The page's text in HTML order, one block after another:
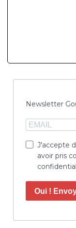
Newsletter
J'accepte
avoir pris
Oui !